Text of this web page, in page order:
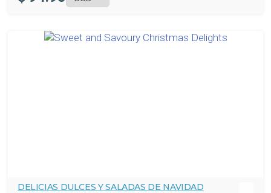
DELICIAS DULCES Y SALADAS DE NAVIDAD